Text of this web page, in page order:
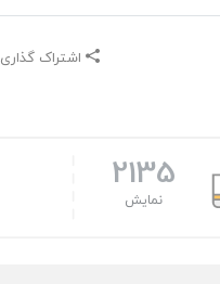
اشتراک گذاری
2135
نمایش